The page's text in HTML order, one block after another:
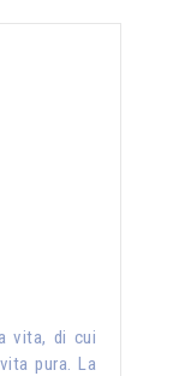
vita, di cui
pura. La